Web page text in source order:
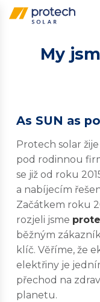
My
As SUN as
Protech solar
pod rodinnou
se již od roku
a nabíjecím
Začátkem roku
rozjeli jsme
běžným
klíč. Věříme, že
elektřiny je
přechod na
planetu.